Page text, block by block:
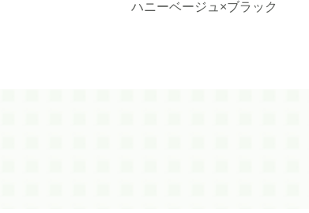
ハニーベージュ×ブラック